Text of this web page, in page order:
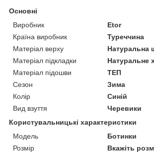
Основні
Виробник
Etor
Країна виробник
Туреччина
Матеріал верху
Натуральна
Матеріал підкладки
Натуральне
Матеріал підошви
ТЕП
Сезон
Зима
Колір
Синій
Вид взуття
Черевики
Користувальницькі характеристики
Мoдель
Ботинки
Розмір
Вкажіть